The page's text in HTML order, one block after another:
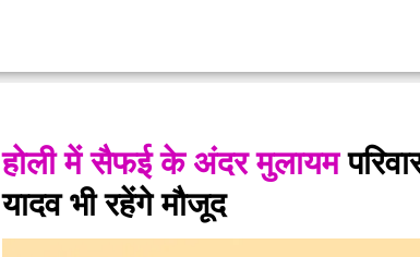
होली में सैफई के अंदर मुलायम
यादव भी रहेंगे मौजूद